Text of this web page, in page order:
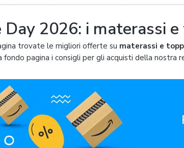
Day 2026: i materassi
trovate le migliori offerte su materassi e
fondo pagina i consigli per gli acquisti della nostra